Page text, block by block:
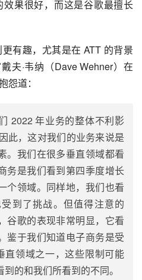
果很好，而这是谷歌最擅长
有趣，尤其是在 ATT 的背景
夫·韦纳（Dave Wehner）在
怨道：
2022 年业务的整体不利影
此，这对我们的业务来说是
。我们在很多垂直领域都看
务是我们看到第四季度增长
个领域。同样地，我们也看
到了挑战。但值得注意的
谷歌的表现非常明显，它看
鉴于我们知道电子商务是受
直领域之一，这些限制可能
的和我们所看到的不同。